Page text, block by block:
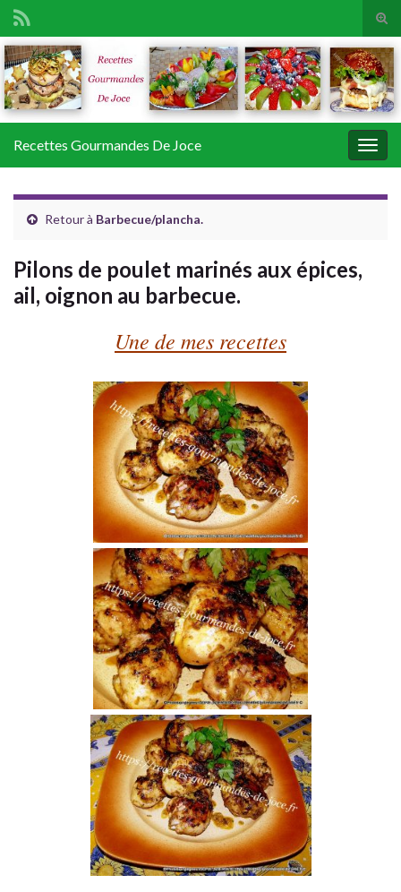
Search for:
Recettes Gourmandes De Joce
Retour à Barbecue/plancha.
Pilons de poulet marinés aux épices,
ail, oignon au barbecue.
Une de mes recettes